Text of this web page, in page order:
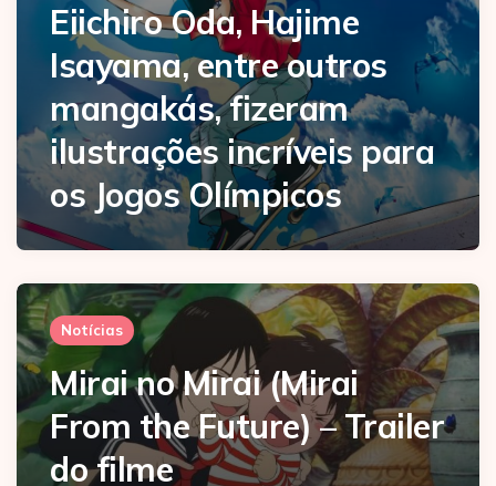
Eiichiro Oda, Hajime
Isayama, entre outros
mangakás, fizeram
ilustrações incríveis para
os Jogos Olímpicos
Notícias
Mirai no Mirai (Mirai
From the Future) – Trailer
do filme